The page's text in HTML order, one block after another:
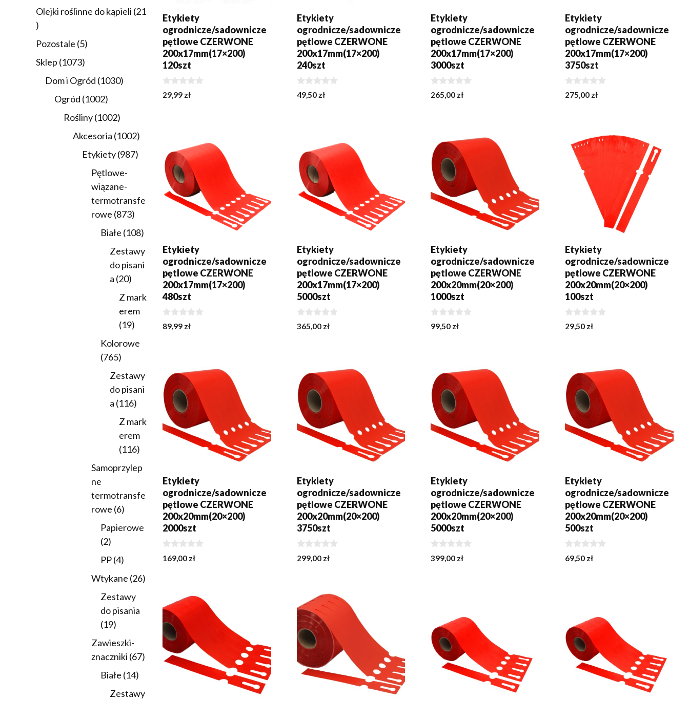
Etykiety
ogrodnicze/sadownicze
pętlowe CZERWONE
200x17mm(17×200)
120szt
0
z
29,99 zł
Etykiety
ogrodnicze/sadownicze
pętlowe CZERWONE
200x17mm(17×200)
240szt
0
z
49,50 zł
Etykiety
ogrodnicze/sadownicze
pętlowe CZERWONE
200x17mm(17×200)
3000szt
0
z
265,00 zł
Etykiety
ogrodnicze/sadownicze
pętlowe CZERWONE
200x17mm(17×200)
3750szt
0
z
275,00 zł
Etykiety
ogrodnicze/sadownicze
pętlowe CZERWONE
200x17mm(17×200)
480szt
0
z
89,99 zł
Etykiety
ogrodnicze/sadownicze
pętlowe CZERWONE
200x17mm(17×200)
5000szt
0
z
365,00 zł
Etykiety
ogrodnicze/sadownicze
pętlowe CZERWONE
200x20mm(20×200)
1000szt
0
z
99,50 zł
Etykiety
ogrodnicze/sadownicze
pętlowe CZERWONE
200x20mm(20×200)
100szt
0
z
29,50 zł
Etykiety
ogrodnicze/sadownicze
pętlowe CZERWONE
200x20mm(20×200)
2000szt
0
z
169,00 zł
Etykiety
ogrodnicze/sadownicze
pętlowe CZERWONE
200x20mm(20×200)
3750szt
0
z
299,00 zł
Etykiety
ogrodnicze/sadownicze
pętlowe CZERWONE
200x20mm(20×200)
5000szt
0
z
399,00 zł
Etykiety
ogrodnicze/sadownicze
pętlowe CZERWONE
200x20mm(20×200)
500szt
0
z
69,50 zł
produkty
Olejki roślinne do kąpieli 21
21
produktów
Pozostale 55
Sklep 10731073
produkty
Dom i Ogród 10301030
produktów
Ogród 10021002
produkty
Rośliny 10021002
produkty
Akcesoria 10021002
produkty
Etykiety 987987
produktów
Pętlowe-
wiązane-
termotransfe
rowe 873873
produkty
Białe 108108
produktów
Zestawy
do pisani
a 2020
produktów
Z mark
erem
1919
Kolorowe
765765
produktów
Zestawy
do pisani
a 116116
produktów
Z mark
erem
116116
Samoprzylep
ne
termotransfe
rowe 66
produktów
Papierowe
22
produkty
PP 44
produkty
Wtykane 2626
Zestawy
do pisania
1919
produktów
Zawieszki-
znaczniki 6767
produktów
Białe 1414
Zestawy